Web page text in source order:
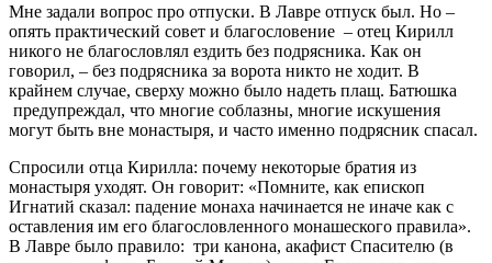
Мне задали вопрос про отпуски. В Лавре отпуск был. Но –
опять практический совет и благословение – отец Кирилл
никого не благословлял ездить без подрясника. Как он
говорил, – без подрясника за ворота никто не ходит. В
крайнем случае, сверху можно было надеть плащ. Батюшка
предупреждал, что многие соблазны, многие искушения
могут быть вне монастыря, и часто именно подрясник спасал.
Спросили отца Кирилла: почему некоторые братия из
монастыря уходят. Он говорит: «Помните, как епископ
Игнатий сказал: падение монаха начинается не иначе как с
оставления им его благословленного монашеского правила».
В Лавре было правило: три канона, акафист Спасителю (в